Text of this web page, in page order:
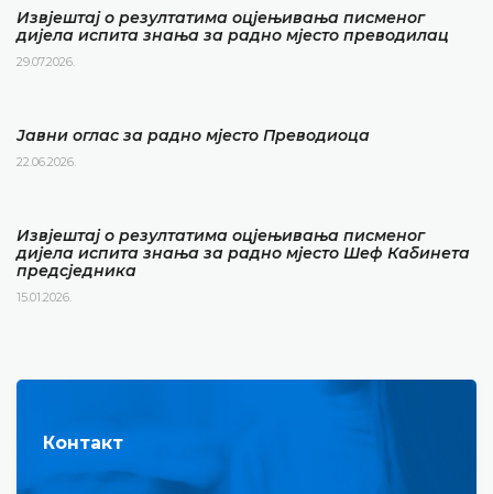
Извјештај о резултатима оцјењивања писменог
дијела испита знања за радно мјесто преводилац
29.07.2026.
Јавни оглас за радно мјесто Преводиоца
22.06.2026.
Извјештај о резултатима оцјењивања писменог
дијела испита знања за радно мјесто Шеф Кабинета
предсједника
15.01.2026.
Контакт